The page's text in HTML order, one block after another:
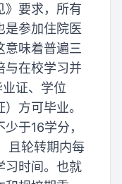
》要求，所有
是参加住院医
意味着普遍三
与在校学习并
证、学位
方可毕业。
于16学分，
且轮转期内每
习时间。也就